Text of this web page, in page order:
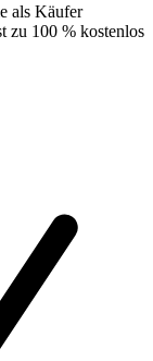
als Käufer
zu 100 % kostenlos